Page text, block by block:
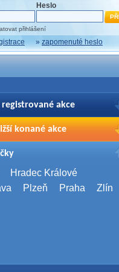
Heslo
přihlášení
» zapomenuté heslo
registrované akce
Vašich registrací na akce
přihlašte.
konané akce
2026
Brno
Server Bootcamp 2026
Hradec Králové
Plzeň Praha Zlín